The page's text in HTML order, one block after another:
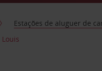
Estações de aluguer de